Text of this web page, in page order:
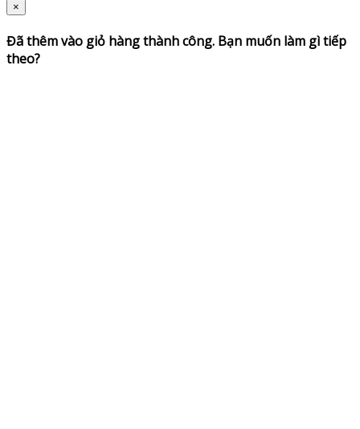
×
Đã thêm vào giỏ hàng thành công. Bạn muốn làm gì tiếp
theo?